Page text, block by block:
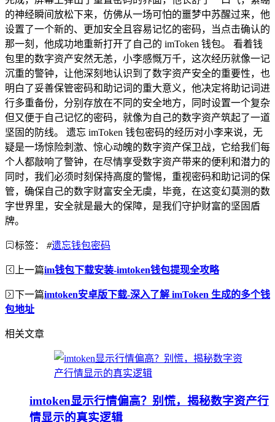
的神经瞬间放松下来，仿佛从一场可怕的噩梦中苏醒过来，他
设置了一个新的、更加安全且容易记忆的密码，当点击确认的
那一刻，他成功地重新打开了自己的 imToken 钱包。 看着钱
包里的数字资产安然无恙，小李感慨万千，这次经历就像一记
沉重的警钟，让他深刻地认识到了数字资产安全的重要性，也
明白了妥善保管密码和助记词的重大意义，他决定将助记词进
行多重备份，分别存放在不同的安全地方，同时设置一个复杂
但又便于自己记忆的密码，就像为自己的数字资产筑起了一道
坚固的防线。 遗忘 imToken 钱包密码的经历对小李来说，无
疑是一场惊险刺激、惊心动魄的数字资产保卫战，它给我们每
个人都敲响了警钟，在尽情享受数字资产带来的便利和潜力的
同时，我们必须时刻保持高度的警惕，重视密码和助记词的保
管，确保自己的数字财富安全无虞，毕竟，在这变幻莫测的数
字世界里，安全就是最大的保障，是我们守护财富的坚固盾
牌。
标签： #遗忘钱包密码
上一篇im钱包下载安装-imtoken钱包提现全攻略
下一篇imtoken安卓版下载-深入了解 imToken 生成的多个钱
包地址
相关文章
imtoken显示行情偏高？别慌，揭秘数字资产行
情显示的真实逻辑